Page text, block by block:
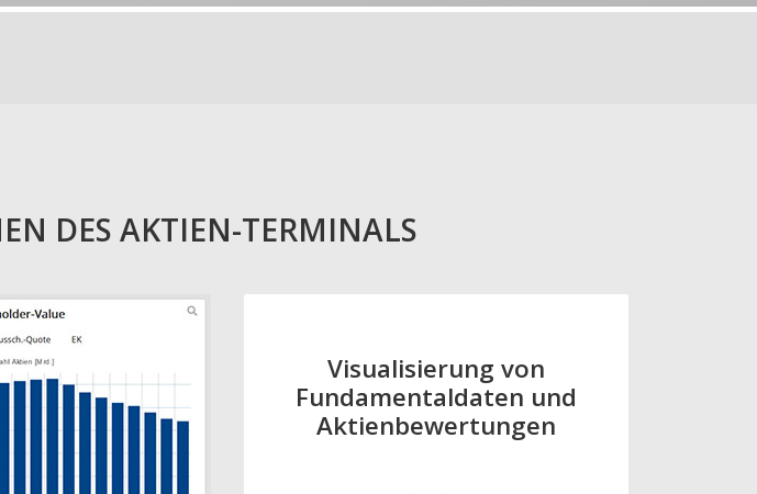
DES AKTIEN-TERMINALS
Visualisierung von
Fundamentaldaten und
Aktienbewertungen